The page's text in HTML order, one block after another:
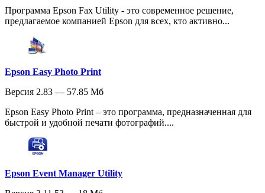
Программа Epson Fax Utility - это современное решение,
предлагаемое компанией Epson для всех, кто активно...
Epson Easy Photo Print
Версия 2.83 — 57.85 Мб
Epson Easy Photo Print – это программа, предназначенная для
быстрой и удобной печати фотографий....
Epson Event Manager Utility